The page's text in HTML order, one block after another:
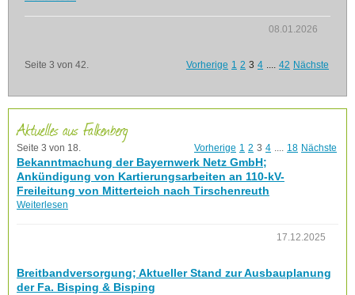
08.01.2026
Seite 3 von 42. Vorherige 1 2 3 4 .... 42 Nächste
Aktuelles aus Falkenberg
Seite 3 von 18. Vorherige 1 2 3 4 .... 18 Nächste
Bekanntmachung der Bayernwerk Netz GmbH;
Ankündigung von Kartierungsarbeiten an 110-kV-
Freileitung von Mitterteich nach Tirschenreuth
Weiterlesen
17.12.2025
Breitbandversorgung; Aktueller Stand zur Ausbauplanung
der Fa. Bisping & Bisping